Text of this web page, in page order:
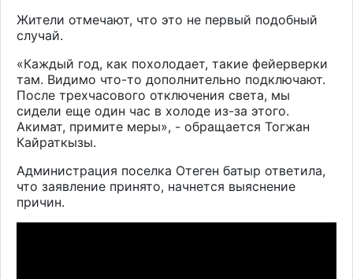
Жители отмечают, что это не первый подобный
случай.
«Каждый год, как похолодает, такие фейерверки
там. Видимо что-то дополнительно подключают.
После трехчасового отключения света, мы
сидели еще один час в холоде из-за этого.
Акимат, примите меры», - обращается Тогжан
Кайраткызы.
Администрация поселка Отеген батыр ответила,
что заявление принято, начнется выяснение
причин.